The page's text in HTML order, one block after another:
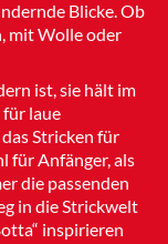
Blicke. Ob
mit Wolle oder
ist, sie hält im
laue
Stricken für
für Anfänger, als
die passenden
in die Strickwelt
inspirieren